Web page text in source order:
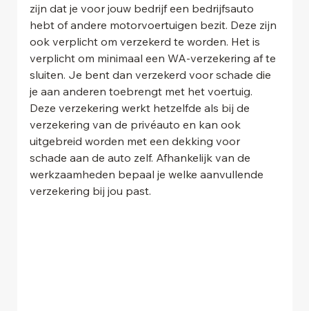
zijn dat je voor jouw bedrijf een bedrijfsauto
hebt of andere motorvoertuigen bezit. Deze zijn
ook verplicht om verzekerd te worden. Het is
verplicht om minimaal een WA-verzekering af te
sluiten. Je bent dan verzekerd voor schade die
je aan anderen toebrengt met het voertuig.
Deze verzekering werkt hetzelfde als bij de
verzekering van de privéauto en kan ook
uitgebreid worden met een dekking voor
schade aan de auto zelf. Afhankelijk van de
werkzaamheden bepaal je welke aanvullende
verzekering bij jou past.